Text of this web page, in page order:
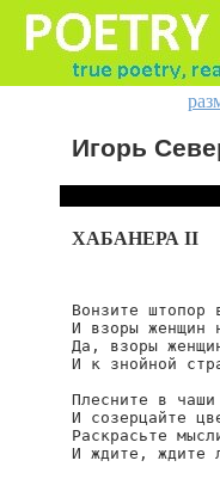
Игорь
ХАБАНЕРА II
Вонзите штопор
И взоры женщин
Да, взоры
И к знойной
Плесните в
И созерцайте
Раскрасьте
И ждите, ждите